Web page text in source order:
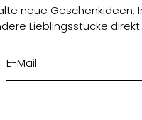
neue Geschenkideen,
Lieblingsstücke